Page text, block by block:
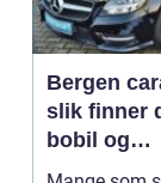
Bergen
slik finner
bobil og